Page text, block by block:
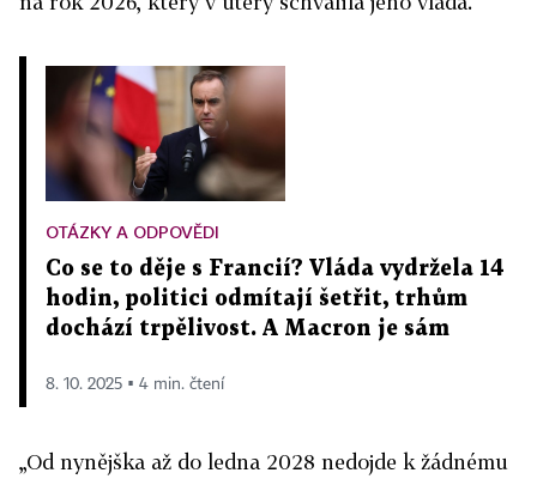
OTÁZKY A ODPOVĚDI
Co se to děje s Francií? Vláda vydržela 14
hodin, politici odmítají šetřit, trhům
dochází trpělivost. A Macron je sám
8. 10. 2025 ▪ 4 min. čtení
„Od nynějška až do ledna 2028 nedojde k žádnému